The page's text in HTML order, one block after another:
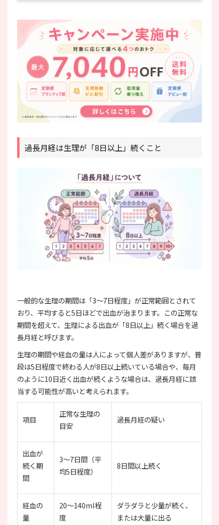
過長月経は生理が「8日以上」続くこと
一般的な生理の期間は「3〜7日程度」が正常範囲とされて
おり、平均すると5日ほどで出血が治まります。この正常な
期間を超えて、生理による出血が「8日以上」続く場合を過
長月経と呼びます。
生理の期間や経血の量は人によって個人差がありますが、普
段は5日程度で終わる人が8日以上続いている場合や、毎月
のように10日近く出血が続くような場合は、過長月経に該
当する可能性が高いと考えられます。
項目
正常な生理の
目安
過長月経の疑い
出血が
続く期
間
3〜7日間（平
均5日程度）
8日間以上続く
経血の
量
20〜140ml程
度
ダラダラと少量が続く、
または大量に出る